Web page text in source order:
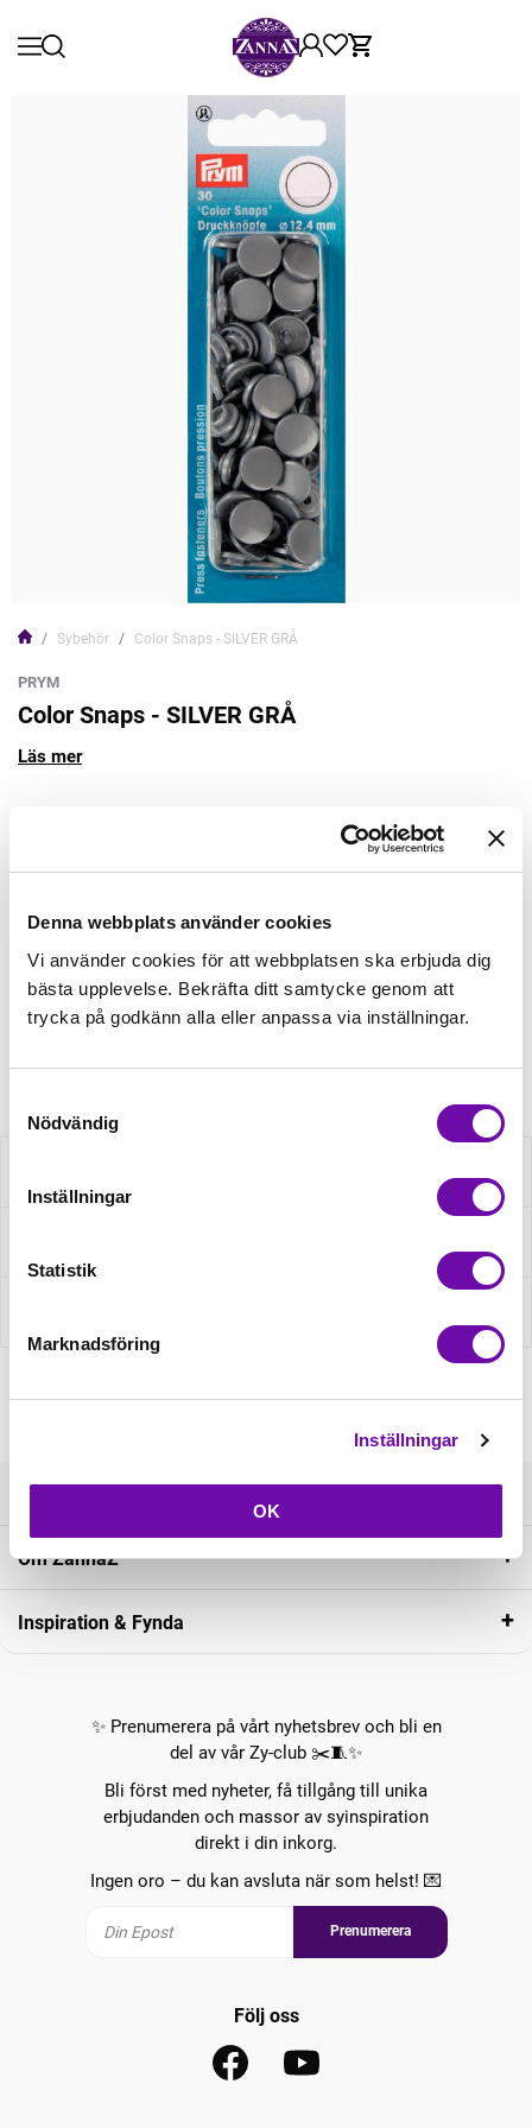
Denna webbplats använder cookies
Vi använder cookies för att webbplatsen ska erbjuda dig
bästa upplevelse. Bekräfta ditt samtycke genom att
trycka på godkänn alla eller anpassa via inställningar.
Nödvändig
Inställningar
Statistik
Marknadsföring
Inställningar
OK
Sybehör Color Snaps - SILVER GRÅ
PRYM
Color Snaps - SILVER GRÅ
Läs mer
Finns i lager
Minsta beställning: 1 st
Om ZannaZ
Inspiration & Fynda
✨ Prenumerera på vårt nyhetsbrev och bli en
del av vår Zy-club ✂️🧵✨
Bli först med nyheter, få tillgång till unika
erbjudanden och massor av syinspiration
direkt i din inkorg.
Ingen oro – du kan avsluta när som helst! 💌
Prenumerera
Följ oss